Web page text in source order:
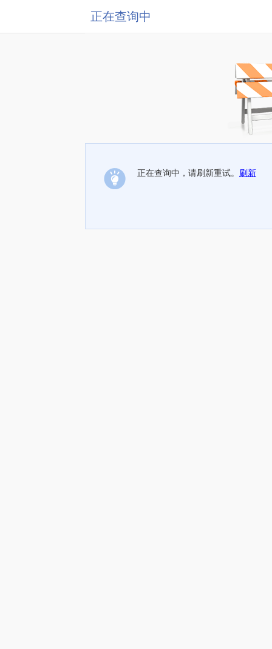
正在查询中
正在查询中，请刷新重试。 刷新